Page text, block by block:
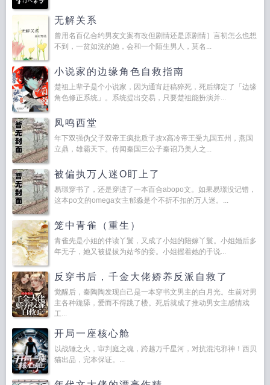
无解关系
曾用名百亿合约男友文案有改但剧情还是原剧情］言初怎么也想
不到，一贫如洗的她，会和一个陌生男人，莫名...
小说家的边缘角色自救指南
楚祖上辈子是个小说家，因为通宵赶稿猝死，死后绑定了「边缘
角色修正系统」。系统提出交易，只要楚祖能扮演并...
凤鸣西堂
年下双强伪父子双帝王疯批质子攻x高冷帝王受九国五州，燕国
立鼎，雄霸天下。传闻秦国三公子秦诏乃美人之...
被偏执万人迷O盯上了
易璟穿书了，还是穿进了一本百合abopo文。如果易璟没记错，
这本po文的omega女主郁淼是个不折不扣的万人迷。...
笼中青雀（重生）
青雀先是小姐的伴读丫鬟，又成了小姐的陪嫁丫鬟。小姐婚后多
年无子，她又被提拔为姑爷的妾。小姐握着她的手说...
反穿书后，千金大佬娇养反派自救了
觉醒后，秦陶陶发现自己是一本穿书文男主的白月光。生前对男
主各种跪舔，爱而不得跳了楼。死后就成了推动男女主感情戏
工...
开局一座核心舱
以战锤之火，审判庭之魂，跨越万千星河，对抗混沌邪神！西贝
猫出品，完本保证。...